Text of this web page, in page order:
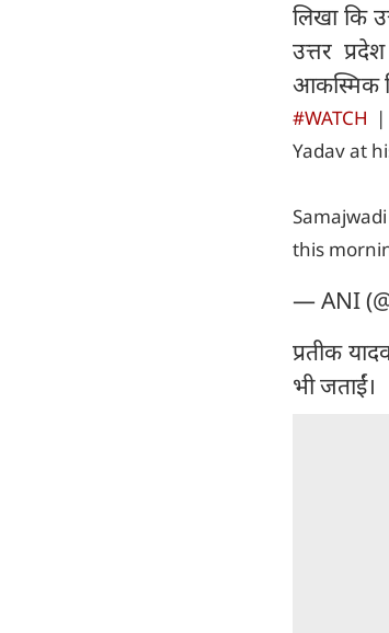
लिखा कि
उत्तर
आकस्मिक
#WATCH
Yadav at
this
— ANI
प्रतीक
भी जताईं।